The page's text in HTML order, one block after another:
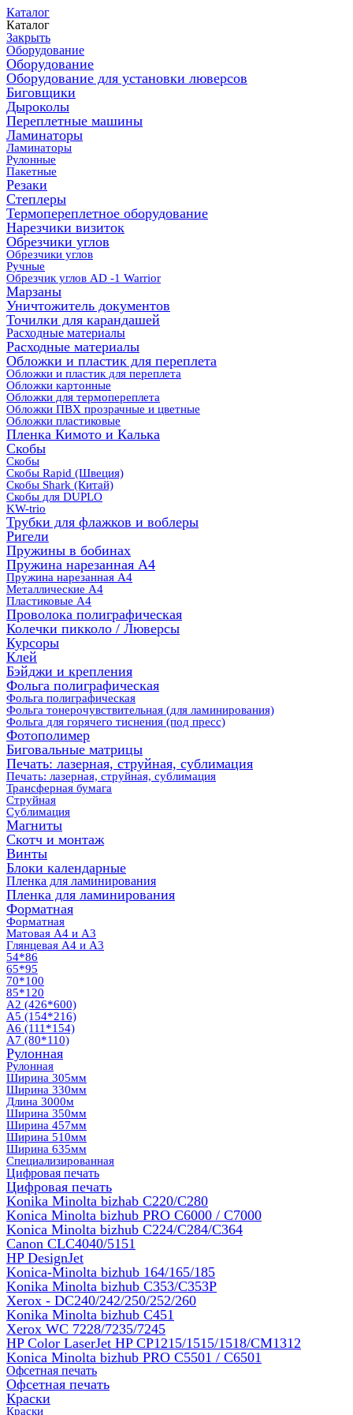
Каталог
Каталог
Закрыть
Оборудование
Оборудование
Оборудование для установки люверсов
Биговщики
Дыроколы
Переплетные машины
Ламинаторы
Ламинаторы
Рулонные
Пакетные
Резаки
Степлеры
Термопереплетное оборудование
Нарезчики визиток
Обрезчики углов
Обрезчики углов
Ручные
Обрезчик углов AD -1 Warrior
Марзаны
Уничтожитель документов
Точилки для карандашей
Расходные материалы
Расходные материалы
Обложки и пластик для переплета
Обложки и пластик для переплета
Обложки картонные
Обложки для термопереплета
Обложки ПВХ прозрачные и цветные
Обложки пластиковые
Пленка Кимото и Калька
Скобы
Скобы
Скобы Rapid (Швеция)
Скобы Shark (Китай)
Скобы для DUPLO
KW-trio
Трубки для флажков и воблеры
Ригели
Пружины в бобинах
Пружина нарезанная А4
Пружина нарезанная А4
Металлические А4
Пластиковые А4
Проволока полиграфическая
Колечки пикколо / Люверсы
Курсоры
Клей
Бэйджи и крепления
Фольга полиграфическая
Фольга полиграфическая
Фольга тонерочувствительная (для ламинирования)
Фольга для горячего тиснения (под пресс)
Фотополимер
Биговальные матрицы
Печать: лазерная, струйная, сублимация
Печать: лазерная, струйная, сублимация
Трансферная бумага
Струйная
Сублимация
Магниты
Скотч и монтаж
Винты
Блоки календарные
Пленка для ламинирования
Пленка для ламинирования
Форматная
Форматная
Матовая А4 и А3
Глянцевая А4 и А3
54*86
65*95
70*100
85*120
А2 (426*600)
А5 (154*216)
А6 (111*154)
А7 (80*110)
Рулонная
Рулонная
Ширина 305мм
Ширина 330мм
Длина 3000м
Ширина 350мм
Ширина 457мм
Ширина 510мм
Ширина 635мм
Специализированная
Цифровая печать
Цифровая печать
Konika Minolta bizhab C220/C280
Konica Minolta bizhub PRO C6000 / C7000
Konica Minolta bizhub С224/С284/С364
Canon CLC4040/5151
HP DesignJet
Konica-Minolta bizhub 164/165/185
Konika Minolta bizhub C353/C353Р
Xerox - DC240/242/250/252/260
Konika Minolta bizhub C451
Xerox WC 7228/7235/7245
HP Color LaserJet HP CP1215/1515/1518/CM1312
Konica Minolta bizhub PRO С5501 / С6501
Офсетная печать
Офсетная печать
Краски
Краски